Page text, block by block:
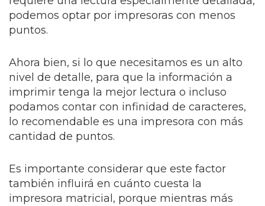
podemos optar por impresoras con menos
puntos.
Ahora bien, si lo que necesitamos es un alto
nivel de detalle, para que la información a
imprimir tenga la mejor lectura o incluso
podamos contar con infinidad de caracteres,
lo recomendable es una impresora con más
cantidad de puntos.
Es importante considerar que este factor
también influirá en cuánto cuesta la
impresora matricial, porque mientras más